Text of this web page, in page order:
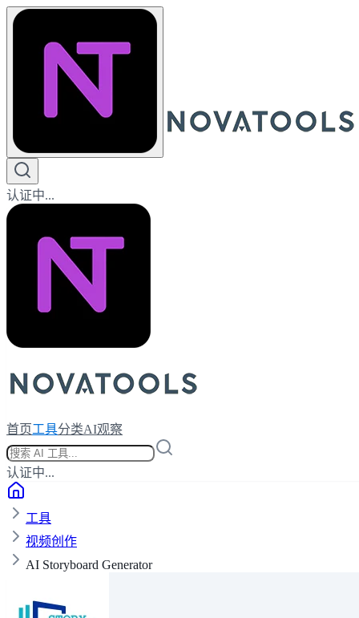
认证中...
首页工具分类AI观察
认证中...
工具
视频创作
AI Storyboard Generator